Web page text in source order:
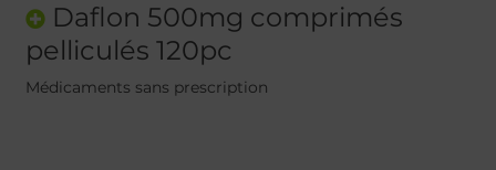
Daflon 500mg comprimés
pelliculés 120pc
Médicaments sans prescription